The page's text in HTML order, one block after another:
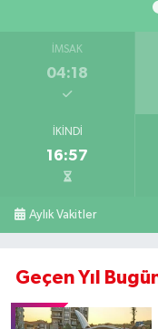
İMSAK
04:18
İKINDI
16:57
Aylık Vakitler
Geçen Yıl